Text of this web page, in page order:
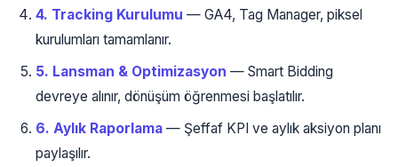
4. Tracking Kurulumu — GA4, Tag Manager, piksel
kurulumları tamamlanır.
5. Lansman & Optimizasyon — Smart Bidding
devreye alınır, dönüşüm öğrenmesi başlatılır.
6. Aylık Raporlama — Şeffaf KPI ve aylık aksiyon planı
paylaşılır.